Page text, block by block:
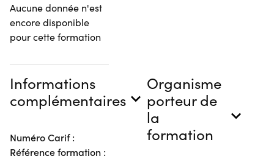
Aucune donnée n'est
encore disponible
pour cette formation
Informations
complémentaires
Numéro Carif :
Référence formation :
Organisme
porteur de
la
formation